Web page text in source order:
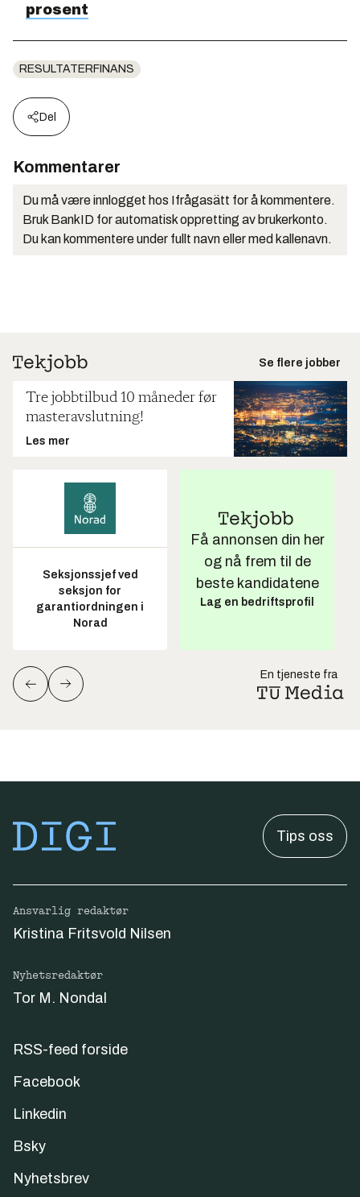
prosent
RESULTATERFINANS
Del
Kommentarer
Du må være innlogget hos Ifrågasätt for å kommentere.
Bruk BankID for automatisk oppretting av brukerkonto.
Du kan kommentere under fullt navn eller med kallenavn.
Se flere jobber
Tre jobbtilbud 10 måneder før
masteravslutning!
Les mer
Seksjonssjef ved
seksjon for
garantiordningen i
Norad
Få annonsen din her
og nå frem til de
beste kandidatene
Lag en bedriftsprofil
En tjeneste fra
Tips oss
Ansvarlig redaktør
Kristina Fritsvold Nilsen
Nyhetsredaktør
Tor M. Nondal
RSS-feed forside
Facebook
Linkedin
Bsky
Nyhetsbrev